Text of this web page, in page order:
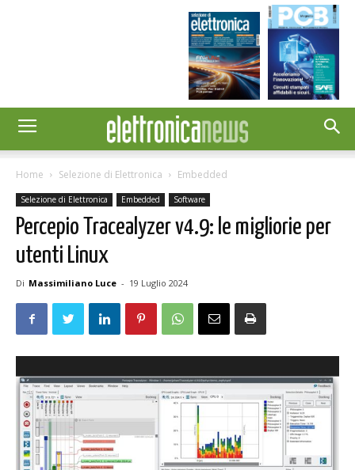
Home Selezione di Elettronica Embedded
Selezione di Elettronica Embedded Software
Percepio Tracealyzer v4.9: le migliorie per
utenti Linux
Di Massimiliano Luce - 19 Luglio 2024